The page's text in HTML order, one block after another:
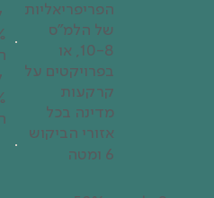
הפריפריאליות
של הלמ"ס
10-8, או
בפרויקטים על
קרקעות
מדינה בכל
אזורי הביקוש
6 ומטה